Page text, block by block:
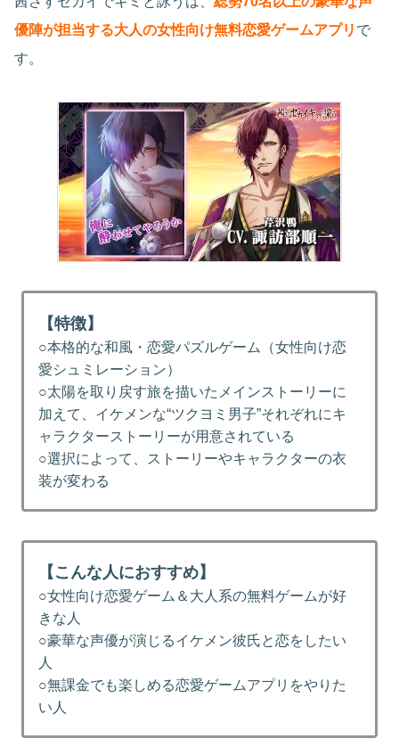
優陣が担当する大人の女性向け無料恋愛ゲームアプリ で
す。
【特徴】
○本格的な和風・恋愛パズルゲーム（女性向け恋
愛シュミレーション）
○太陽を取り戻す旅を描いたメインストーリーに
加えて、イケメンな“ツクヨミ男子”それぞれにキ
ャラクターストーリーが用意されている
○選択によって、ストーリーやキャラクターの衣
装が変わる
【こんな人におすすめ】
○女性向け恋愛ゲーム＆大人系の無料ゲームが好
きな人
○豪華な声優が演じるイケメン彼氏と恋をしたい
人
○無課金でも楽しめる恋愛ゲームアプリをやりた
い人